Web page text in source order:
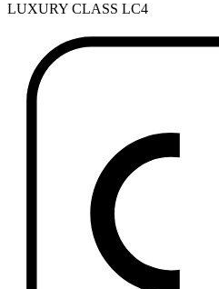
LUXURY CLASS LC4